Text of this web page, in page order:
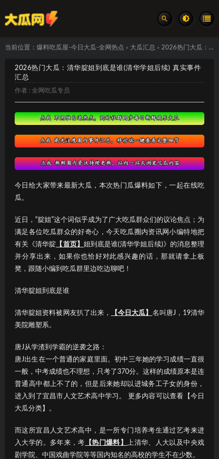
当前位置： 爆料吃瓜屋-今日大瓜-全网热点 > 大瓜汇总 > 2026热门大瓜：清华腚姐到底是谁(清华学姐后续) 真实事件汇总
2026热门大瓜：清华腚姐到底是谁(清华学姐后续) 真实事件
汇总
作者 : 全网吃瓜专员
今日给大家带来最新大瓜，本次热门瓜爆料如下，一起在线吃
瓜。
近日，“腚姐”这个词似乎成为了广大吃瓜群众们的议论焦点；为
满足各位吃瓜群众的好奇心，今天吃瓜圈内资讯网小编特地把
有关《清华腚 【首页】 姐到底是谁(清华学姐后续)》的消息整理
并分享出来，如果你也恰好对此感兴趣的话，那就请拿上板
凳，跟随小编到吃瓜群里边吃边聊吧！
清华腚姐到底是谁
清华腚姐资料被网友扒了出来， 【今日大瓜】 名叫唐J，19清华
美院雕塑系。
唐J从学渣到学霸的逆袭之路：
唐J出生在一个普通的家庭里面。初中三年她的学习成绩一直很
一般，中考成绩也不理想，只考了370分。这样的成绩原本是连
普通高中都上不了的，但是后来她却以进城务工子女的身份，
进入到了宜昌市人文艺术高中学习。 更多内容可以查看【今日
大瓜分类】。
而这所宜昌人文艺术高中，是一所专门培养考生通过艺考来进
入大学的。多年来，考 【热门爆料】
上清华、人大以及中央戏
剧学院、中国戏曲学院等等国内知名的高校的学生不在少数。